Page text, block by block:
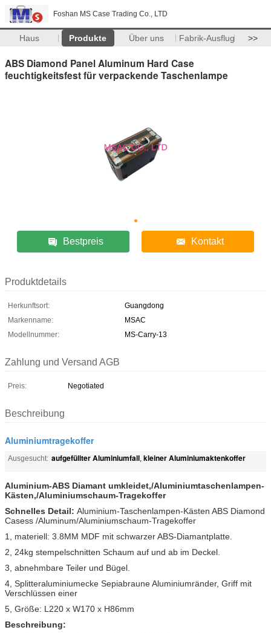
Foshan MS Case Trading Co., LTD
Haus Produkte Über uns Fabrik-Ausflug >>
ABS Diamond Panel Aluminum Hard Case
feuchtigkeitsfest für verpackende Taschenlampe
Bestpreis Kontakt
Produktdetails
Herkunftsort:
Guangdong
Markenname:
MSAC
Modellnummer:
MS-Carry-13
Zahlung und Versand AGB
Preis: Negotiated
Beschreibung
Aluminiumtragekoffer
Ausgesucht: aufgefüllter Aluminiumfall, kleiner Aluminiumaktenkoffer
Aluminium-ABS Diamant umkleidet,/Aluminiumtaschenlampen-
Kästen,/Aluminiumschaum-Tragekoffer
Schnelles Detail: Aluminium-Taschenlampen-Kästen ABS Diamond
Casess /Aluminum/Aluminiumschaum-Tragekoffer
1, materiell: 3.8MM MDF mit schwarzer ABS-Diamantplatte.
2, 24kg stempelschnitten Schaum auf und ab im Deckel.
3, abnehmbare Teiler und Bügel.
4, Splitteraluminiumecke Sepiabraune Aluminiumränder, Griff mit
Verschlüssen einer
5, Größe: L220 x W170 x H86mm
Beschreibung: